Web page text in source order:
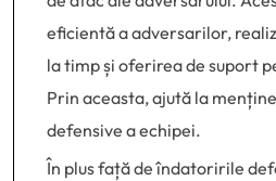
eficientă a adversarilor,
la timp și oferirea de suport
Prin aceasta, ajută la
defensive a echipei.
În plus față de îndatoririle